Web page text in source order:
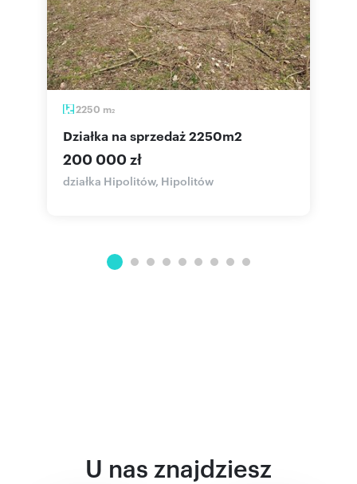
2250 m2
działka na sprzedaż 2250m2
200 000 zł
działka Hipolitów, Hipolitów
U nas znajdziesz